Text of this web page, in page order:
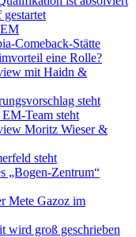
Comeback-Stätte
eine Rolle?
mit Haidn &
steht
Team steht
Moritz Wieser &
steht
„Bogen-Zentrum“
Mete Gazoz im
wird groß geschrieben